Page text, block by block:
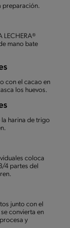
preparación.
LECHERA®
mano bate
con el cacao en
los huevos.
harina de trigo
coloca
4 partes del
junto con el
convierta en
y